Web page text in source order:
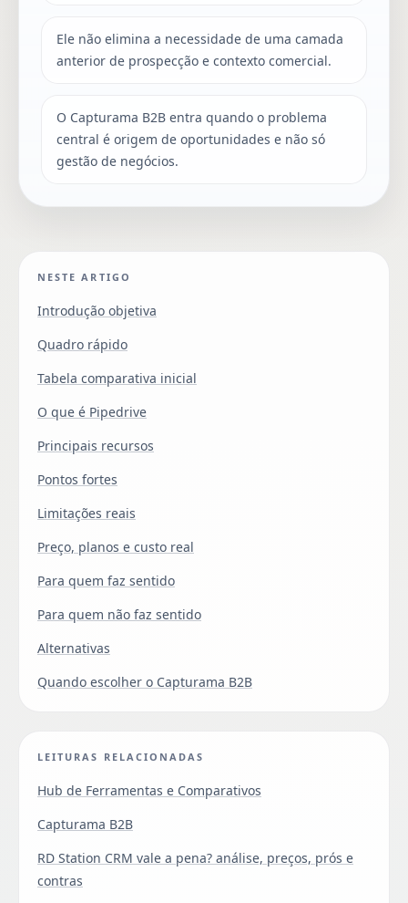
Ele não elimina a necessidade de uma camada
anterior de prospecção e contexto comercial.
O Capturama B2B entra quando o problema
central é origem de oportunidades e não só
gestão de negócios.
NESTE ARTIGO
Introdução objetiva
Quadro rápido
Tabela comparativa inicial
O que é Pipedrive
Principais recursos
Pontos fortes
Limitações reais
Preço, planos e custo real
Para quem faz sentido
Para quem não faz sentido
Alternativas
Quando escolher o Capturama B2B
LEITURAS RELACIONADAS
Hub de Ferramentas e Comparativos
Capturama B2B
RD Station CRM vale a pena? análise, preços, prós e
contras